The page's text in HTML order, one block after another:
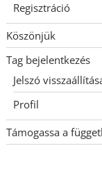
Regisztráció
Köszönjük
Tag bejelentkezés
Jelszó
Profil
Támogassa a